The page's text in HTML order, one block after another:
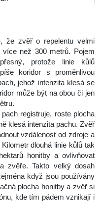
že zvěř o repelentu velmi
než 300 metrů. Pojem
protože linie kůlů
koridor s proměnlivou
jehož intenzita klesá se
může být na obou či jen
registruje, roste plocha
klesá intenzita pachu. Zvěř
vzdálenost od zdroje a
dlouhá linie kůlů tak
honitby a ovlivňovat
zvěře. Takto velký dosah
když jsou používány
plocha honitby a zvěř si
kde tím pádem vznikají i